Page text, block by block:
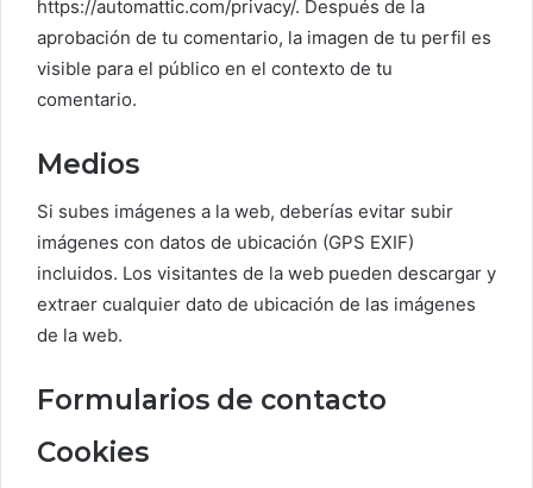
https://automattic.com/privacy/. Después de la
aprobación de tu comentario, la imagen de tu perfil es
visible para el público en el contexto de tu
comentario.
Medios
Si subes imágenes a la web, deberías evitar subir
imágenes con datos de ubicación (GPS EXIF)
incluidos. Los visitantes de la web pueden descargar y
extraer cualquier dato de ubicación de las imágenes
de la web.
Formularios de contacto
Cookies